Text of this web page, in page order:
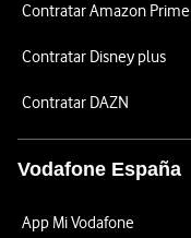
Contratar Amazon Prime
Contratar Disney plus
Contratar DAZN
Vodafone España
App Mi Vodafone